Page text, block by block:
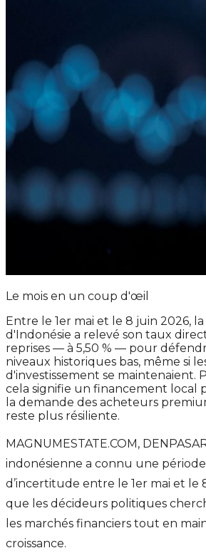
Le mois en un coup d'œil
Entre le 1er mai et le 8 juin 2026,
d'Indonésie a relevé son taux
reprises — à 5,50 % — pour
niveaux historiques bas, même si
d'investissement se maintenaient.
cela signifie un financement local
la demande des acheteurs
reste plus résiliente.
MAGNUMESTATE.COM,
indonésienne a connu une
d’incertitude entre le 1er mai et le
que les décideurs politiques
les marchés financiers tout en
croissance.